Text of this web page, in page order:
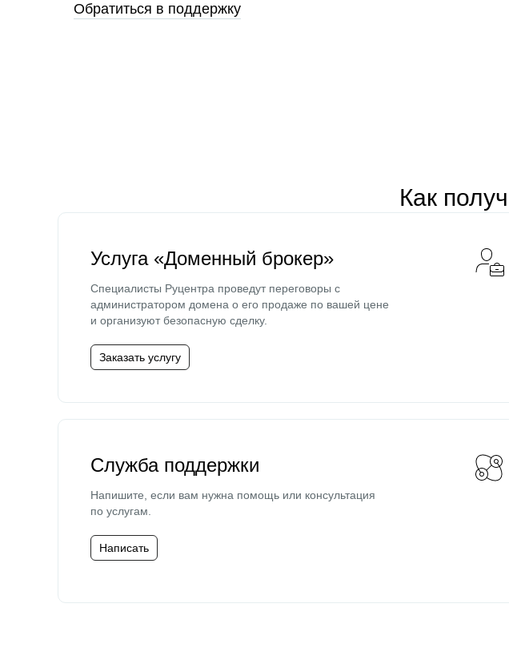
Обратиться в поддержку
Как
Услуга «Доменный брокер»
Специалисты Руцентра проведут переговоры с
администратором домена о его продаже по вашей цене
и организуют безопасную сделку.
Заказать услугу
Служба поддержки
Напишите, если вам нужна помощь или консультация
по услугам.
Написать